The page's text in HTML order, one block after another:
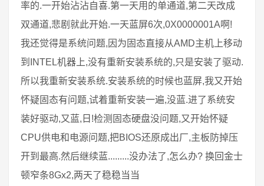
率的.一开始沾沾自喜.第一天用的单通道,第二天改成
双通道,悲剧就此开始.一天蓝屏6次,0X0000001A啊!
我还觉得是系统问题,因为固态直接从AMD主机上移动
到INTEL机器上,没有重新安装系统的,只是安装了驱动.
所以我重新安装系统.安装系统的时候也蓝屏,我又开始
怀疑固态有问题,试着重新安装一遍,没蓝.进了系统安
装好驱动,又蓝,日!检测固态硬盘没问题,又开始怀疑
CPU供电和电源问题,把BIOS还原成出厂,主板防掉压
开到最高.然后继续蓝.........没办法了,怎么办? 换回金士
顿窄条8Gx2,两天了稳稳当当